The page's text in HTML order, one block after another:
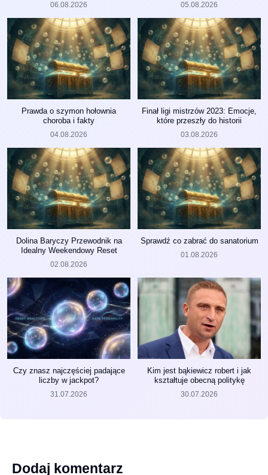
06.08.2026 05.08.2026
Prawda o szymon hołownia
choroba i fakty
04.08.2026
Finał ligi mistrzów 2023: Emocje,
które przeszły do historii
03.08.2026
Dolina Baryczy Przewodnik na
Idealny Weekendowy Reset
02.08.2026
Sprawdź co zabrać do sanatorium
01.08.2026
Czy znasz najczęściej padające
liczby w jackpot?
31.07.2026
Kim jest bąkiewicz robert i jak
kształtuje obecną politykę
30.07.2026
Dodaj komentarz